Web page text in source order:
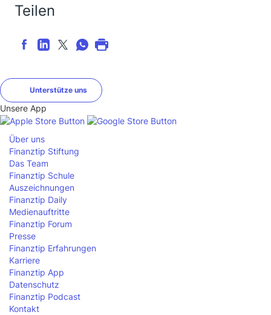
Teilen
Unterstütze uns
Unsere App
Über uns
Finanztip Stiftung
Das Team
Finanztip Schule
Auszeichnungen
Finanztip Daily
Medienauftritte
Finanztip Forum
Presse
Finanztip Erfahrungen
Karriere
Finanztip App
Datenschutz
Finanztip Podcast
Kontakt